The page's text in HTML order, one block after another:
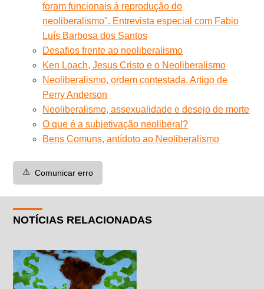
foram funcionais à reprodução do
neoliberalismo". Entrevista especial com Fabio
Luís Barbosa dos Santos
Desafios frente ao neoliberalismo
Ken Loach, Jesus Cristo e o Neoliberalismo
Neoliberalismo, ordem contestada. Artigo de
Perry Anderson
Neoliberalismo, assexualidade e desejo de morte
O que é a subjetivação neoliberal?
Bens Comuns, antídoto ao Neoliberalismo
⚠️ Comunicar erro
NOTÍCIAS RELACIONADAS